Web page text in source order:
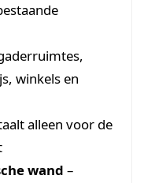
winkels en
alleen voor de
wand –